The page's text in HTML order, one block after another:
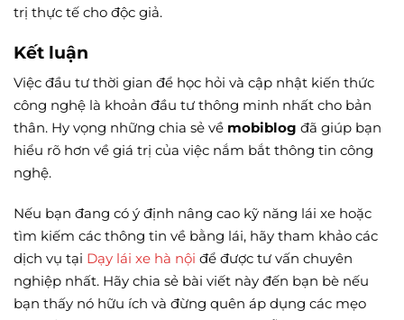
trị thực tế cho độc giả.
Kết luận
Việc đầu tư thời gian để học hỏi và cập nhật kiến thức
công nghệ là khoản đầu tư thông minh nhất cho bản
thân. Hy vọng những chia sẻ về mobiblog đã giúp bạn
hiểu rõ hơn về giá trị của việc nắm bắt thông tin công
nghệ.
Nếu bạn đang có ý định nâng cao kỹ năng lái xe hoặc
tìm kiếm các thông tin về bằng lái, hãy tham khảo các
dịch vụ tại Dạy lái xe hà nội để được tư vấn chuyên
nghiệp nhất. Hãy chia sẻ bài viết này đến bạn bè nếu
bạn thấy nó hữu ích và đừng quên áp dụng các mẹo